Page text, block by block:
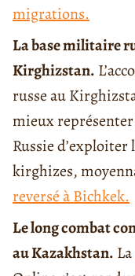
migrations.
La base militaire
Kirghizstan.
russe au
mieux
Russie
kirghizes,
reversé à Bichkek.
Le long combat
au Kazakhstan.